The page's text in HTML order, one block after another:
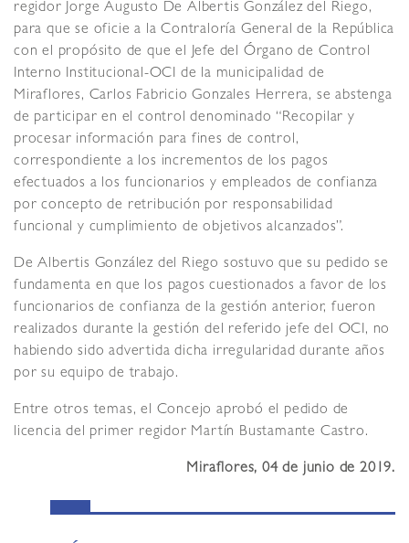
regidor Jorge Augusto De Albertis González del Riego,
para que se oficie a la Contraloría General de la República
con el propósito de que el Jefe del Órgano de Control
Interno Institucional-OCI de la municipalidad de
Miraflores, Carlos Fabricio Gonzales Herrera, se abstenga
de participar en el control denominado “Recopilar y
procesar información para fines de control,
correspondiente a los incrementos de los pagos
efectuados a los funcionarios y empleados de confianza
por concepto de retribución por responsabilidad
funcional y cumplimiento de objetivos alcanzados”.
De Albertis González del Riego sostuvo que su pedido se
fundamenta en que los pagos cuestionados a favor de los
funcionarios de confianza de la gestión anterior, fueron
realizados durante la gestión del referido jefe del OCI, no
habiendo sido advertida dicha irregularidad durante años
por su equipo de trabajo.
Entre otros temas, el Concejo aprobó el pedido de
licencia del primer regidor Martín Bustamante Castro.
Miraflores, 04 de junio de 2019.